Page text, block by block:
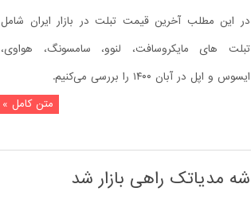
در این مطلب آخرین قیمت تبلت در بازار ایران شامل
تبلت های مایکروسافت، لنوو، سامسونگ، هواوی،
ایسوس و اپل در آبان ۱۴۰۰ را بررسی می‌کنیم.
متن کامل »